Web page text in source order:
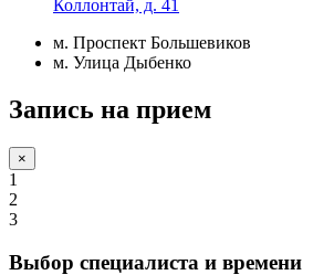
Коллонтай, д. 41
м. Проспект Большевиков
м. Улица Дыбенко
Запись на прием
×
1
2
3
Выбор специалиста и времени